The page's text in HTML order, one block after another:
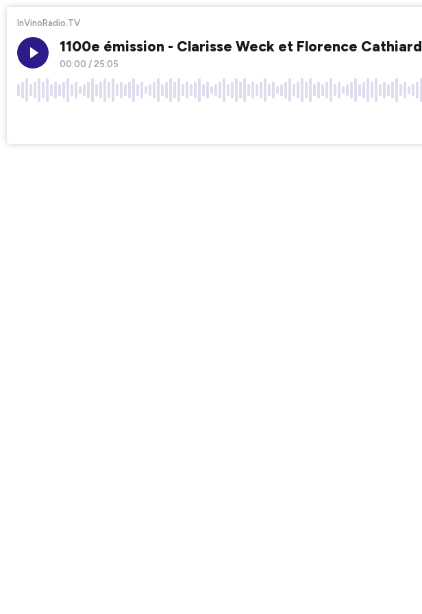
InVinoRadio.TV
1100e émission - Clarisse Weck et Florence Cathiard
00:00 / 25:05